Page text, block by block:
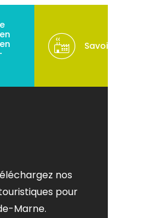
Savoir-faire
nos
pour
Marne.